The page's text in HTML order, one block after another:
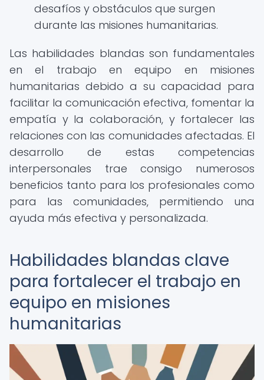
desafíos y obstáculos que surgen
durante las misiones humanitarias.
Las habilidades blandas son fundamentales
en el trabajo en equipo en misiones
humanitarias debido a su capacidad para
facilitar la comunicación efectiva, fomentar la
empatía y la colaboración, y fortalecer las
relaciones con las comunidades afectadas. El
desarrollo de estas competencias
interpersonales trae consigo numerosos
beneficios tanto para los profesionales como
para las comunidades, permitiendo una
ayuda más efectiva y personalizada.
Habilidades blandas clave
para fortalecer el trabajo en
equipo en misiones
humanitarias